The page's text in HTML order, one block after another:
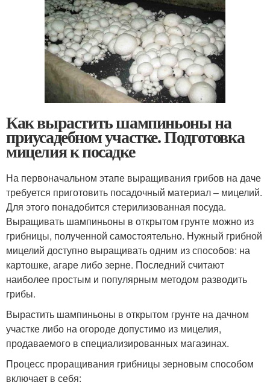
Как вырастить шампиньоны на
приусадебном участке. Подготовка
мицелия к посадке
На первоначальном этапе выращивания грибов на даче
требуется приготовить посадочный материал – мицелий.
Для этого понадобится стерилизованная посуда.
Выращивать шампиньоны в открытом грунте можно из
грибницы, полученной самостоятельно. Нужный грибной
мицелий доступно выращивать одним из способов: на
картошке, агаре либо зерне. Последний считают
наиболее простым и популярным методом разводить
грибы.
Вырастить шампиньоны в открытом грунте на дачном
участке либо на огороде допустимо из мицелия,
продаваемого в специализированных магазинах.
Процесс проращивания грибницы зерновым способом
включает в себя: